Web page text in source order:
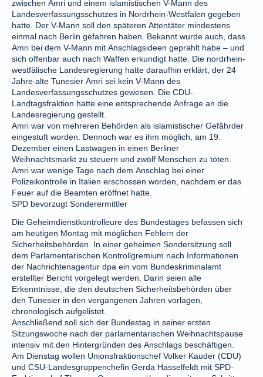
zwischen Amri und einem islamistischen V-Mann des
Landesverfassungsschutzes in Nordrhein-Westfalen gegeben
hatte. Der V-Mann soll den späteren Attentäter mindestens
einmal nach Berlin gefahren haben. Bekannt wurde auch, dass
Amri bei dem V-Mann mit Anschlagsideen geprahlt habe – und
sich offenbar auch nach Waffen erkundigt hatte. Die nordrhein-
westfälische Landesregierung hatte daraufhin erklärt, der 24
Jahre alte Tunesier Amri sei kein V-Mann des
Landesverfassungsschutzes gewesen. Die CDU-
Landtagsfraktion hatte eine entsprechende Anfrage an die
Landesregierung gestellt.
Amri war von mehreren Behörden als islamistischer Gefährder
eingestuft worden. Dennoch war es ihm möglich, am 19.
Dezember einen Lastwagen in einen Berliner
Weihnachtsmarkt zu steuern und zwölf Menschen zu töten.
Amri war wenige Tage nach dem Anschlag bei einer
Polizeikontrolle in Italien erschossen worden, nachdem er das
Feuer auf die Beamten eröffnet hatte.
SPD bevorzugt Sonderermittler
Die Geheimdienstkontrolleure des Bundestages befassen sich
am heutigen Montag mit möglichen Fehlern der
Sicherheitsbehörden. In einer geheimen Sondersitzung soll
dem Parlamentarischen Kontrollgremium nach Informationen
der Nachrichtenagentur dpa ein vom Bundeskriminalamt
erstellter Bericht vorgelegt werden. Darin seien alle
Erkenntnisse, die den deutschen Sicherheitsbehörden über
den Tunesier in den vergangenen Jahren vorlagen,
chronologisch aufgelistet.
Anschließend soll sich der Bundestag in seiner ersten
Sitzungswoche nach der parlamentarischen Weihnachtspause
intensiv mit den Hintergründen des Anschlags beschäftigen.
Am Dienstag wollen Unionsfraktionschef Volker Kauder (CDU)
und CSU-Landesgruppenchefin Gerda Hasselfeldt mit SPD-